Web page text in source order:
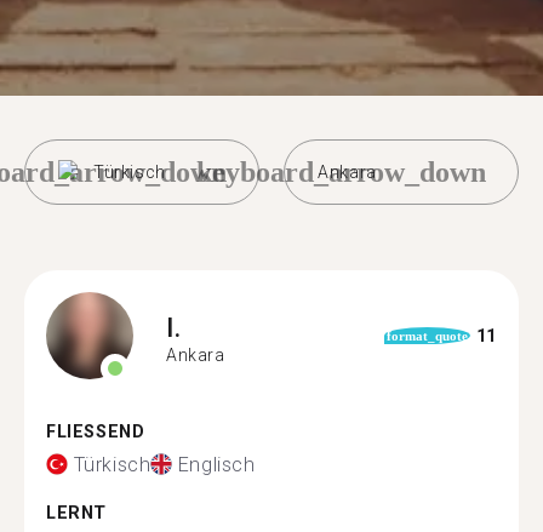
Türkisch Ankara
keyboard_arrow_down
I.
Ankara
format_quote 11
FLIESSEND
Türkisch Englisch
LERNT